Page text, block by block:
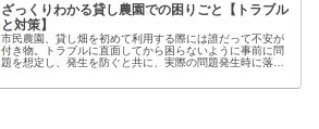
ざっくりわかる貸し農園での困りごと【トラブル
と対策】
市民農園、貸し畑を初めて利用する際には誰だって不安が
付き物。トラブルに直面してから困らないように事前に問
題を想定し、発生を防ぐと共に、実際の問題発生時に落ち
【困った】と【トラブル】困りごとト...